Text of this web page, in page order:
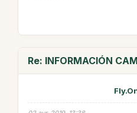
Re: INFORMACIÓN